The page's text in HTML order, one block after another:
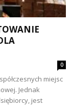
0
miejsc
Jednak
jest